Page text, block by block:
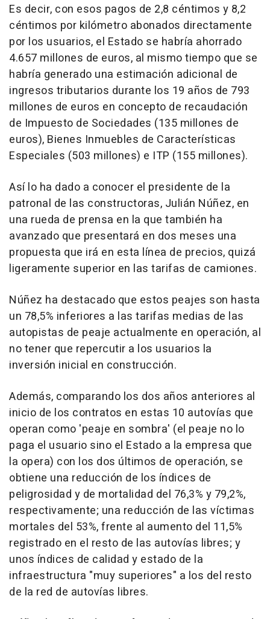
Es decir, con esos pagos de 2,8 céntimos y 8,2
céntimos por kilómetro abonados directamente
por los usuarios, el Estado se habría ahorrado
4.657 millones de euros, al mismo tiempo que se
habría generado una estimación adicional de
ingresos tributarios durante los 19 años de 793
millones de euros en concepto de recaudación
de Impuesto de Sociedades (135 millones de
euros), Bienes Inmuebles de Características
Especiales (503 millones) e ITP (155 millones).
Así lo ha dado a conocer el presidente de la
patronal de las constructoras, Julián Núñez, en
una rueda de prensa en la que también ha
avanzado que presentará en dos meses una
propuesta que irá en esta línea de precios, quizá
ligeramente superior en las tarifas de camiones.
Núñez ha destacado que estos peajes son hasta
un 78,5% inferiores a las tarifas medias de las
autopistas de peaje actualmente en operación, al
no tener que repercutir a los usuarios la
inversión inicial en construcción.
Además, comparando los dos años anteriores al
inicio de los contratos en estas 10 autovías que
operan como 'peaje en sombra' (el peaje no lo
paga el usuario sino el Estado a la empresa que
la opera) con los dos últimos de operación, se
obtiene una reducción de los índices de
peligrosidad y de mortalidad del 76,3% y 79,2%,
respectivamente; una reducción de las víctimas
mortales del 53%, frente al aumento del 11,5%
registrado en el resto de las autovías libres; y
unos índices de calidad y estado de la
infraestructura "muy superiores" a los del resto
de la red de autovías libres.